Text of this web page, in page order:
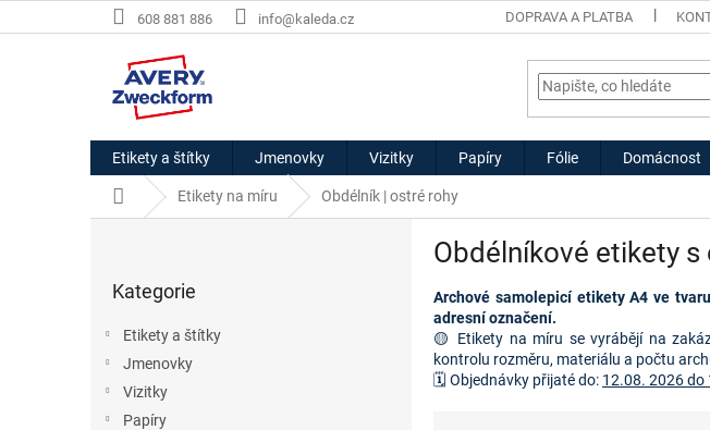
na
608 881 886 info@kaleda.cz DOPRAVA A PLATBA
Etikety a štítky Jmenovky Vizitky Papíry Fólie Domácnost
Domů Etikety na míru Obdélník | ostré rohy
kategorie
Kategorie
Etikety a štítky
Jmenovky
Vizitky
Papíry
Obdélníkové etikety
Archové samolepicí etikety A4 ve
adresní označení.
🟡 Etikety na míru se vyrábějí na
kontrolu rozměru, materiálu a počtu
🗓️ Objednávky přijaté do: 12.08. 2026 do